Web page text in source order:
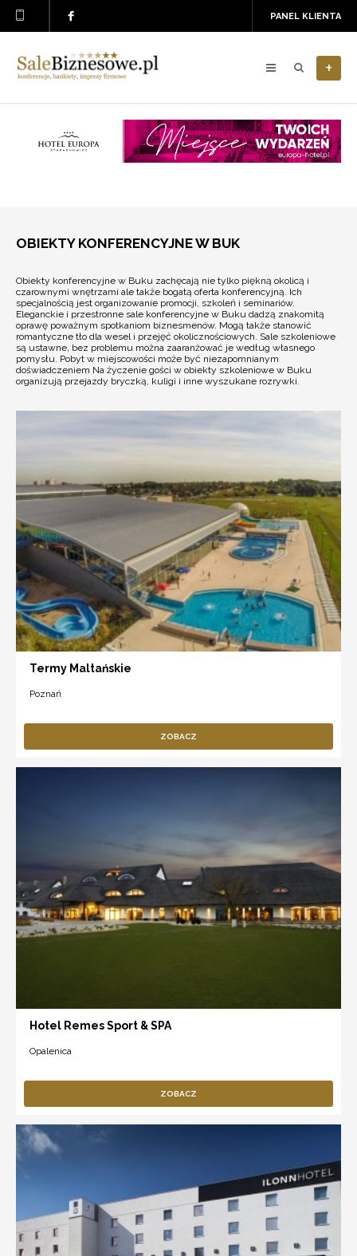
PANEL KLIENTA
+
OBIEKTY KONFERENCYJNE W BUK
Obiekty konferencyjne w Buku zachęcają nie tylko piękną okolicą i
czarownymi wnętrzami ale także bogatą oferta konferencyjną. Ich
specjalnością jest organizowanie promocji, szkoleń i seminariów.
Eleganckie i przestronne sale konferencyjne w Buku dadzą znakomitą
oprawę poważnym spotkaniom biznesmenów. Mogą także stanowić
romantyczne tło dla wesel i przejęć okolicznościowych. Sale szkoleniowe
są ustawne, bez problemu można zaaranżować je według własnego
pomysłu. Pobyt w miejscowości może być niezapomnianym
doświadczeniem Na życzenie gości w obiekty szkoleniowe w Buku
organizują przejazdy bryczką, kuligi i inne wyszukane rozrywki.
Termy Maltańskie
Poznań
ZOBACZ
Hotel Remes Sport & SPA
Opalenica
ZOBACZ